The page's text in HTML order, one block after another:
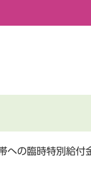
への臨時特別給付